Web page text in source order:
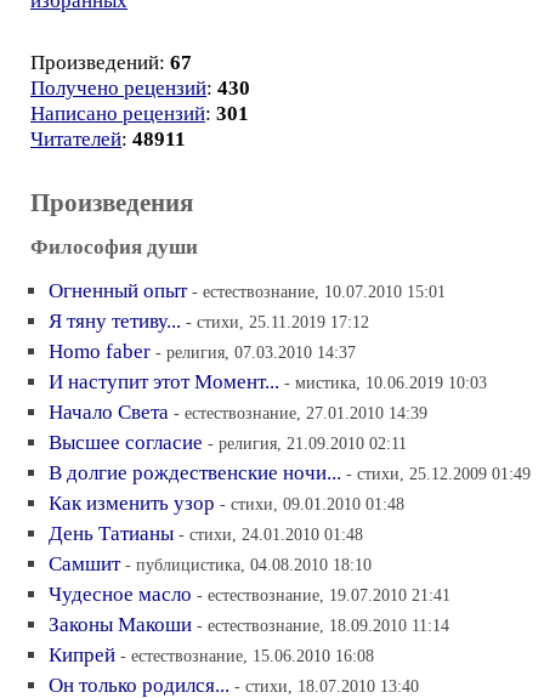
Произведений: 67
Получено рецензий: 430
Написано рецензий: 301
Читателей: 48911
Произведения
Философия души
Огненный опыт - естествознание, 10.07.2010 15:01
Я тяну тетиву... - стихи, 25.11.2019 17:12
Homo faber - религия, 07.03.2010 14:37
И наступит этот Момент... - мистика, 10.06.2019 10:03
Начало Света - естествознание, 27.01.2010 14:39
Высшее согласие - религия, 21.09.2010 02:11
В долгие рождественские ночи... - стихи, 25.12.2009 01:49
Как изменить узор - стихи, 09.01.2010 01:48
День Татианы - стихи, 24.01.2010 01:48
Самшит - публицистика, 04.08.2010 18:10
Чудесное масло - естествознание, 19.07.2010 21:41
Законы Макоши - естествознание, 18.09.2010 11:14
Кипрей - естествознание, 15.06.2010 16:08
Он только родился... - стихи, 18.07.2010 13:40